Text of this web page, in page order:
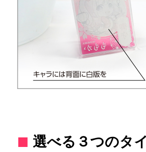
選べる３つのタ